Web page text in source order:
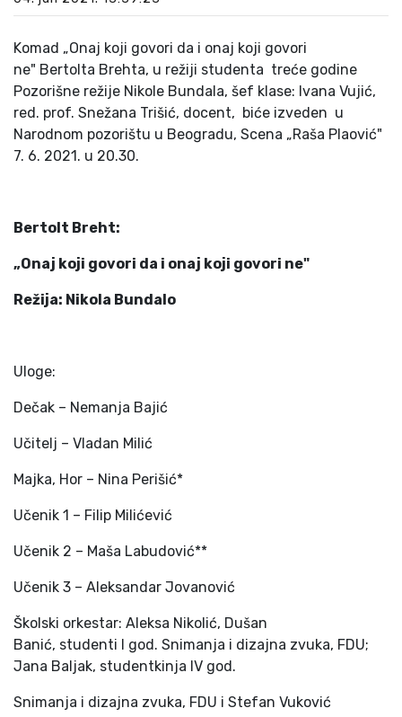
Komad „Onaj koji govori da i onaj koji govori
ne" Bertolta Brehta, u režiji studenta treće godine
Pozorišne režije Nikole Bundala, šef klase: Ivana Vujić,
red. prof. Snežana Trišić, docent, biće izveden u
Narodnom pozorištu u Beogradu, Scena „Raša Plaović"
7. 6. 2021. u 20.30.
Bertolt Breht:
„Onaj koji govori da i onaj koji govori ne"
Režija: Nikola Bundalo
Uloge:
Dečak – Nemanja Bajić
Učitelj – Vladan Milić
Majka, Hor – Nina Perišić*
Učenik 1 – Filip Milićević
Učenik 2 – Maša Labudović**
Učenik 3 – Aleksandar Jovanović
Školski orkestar: Aleksa Nikolić, Dušan
Banić, studenti I god. Snimanja i dizajna zvuka, FDU;
Jana Baljak, studentkinja IV god.
Snimanja i dizajna zvuka, FDU i Stefan Vuković